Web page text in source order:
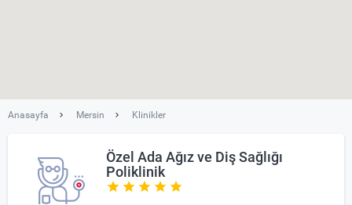
Anasayfa Mersin Klinikler
Özel Ada Ağız ve Diş Sağlığı
Poliklinik